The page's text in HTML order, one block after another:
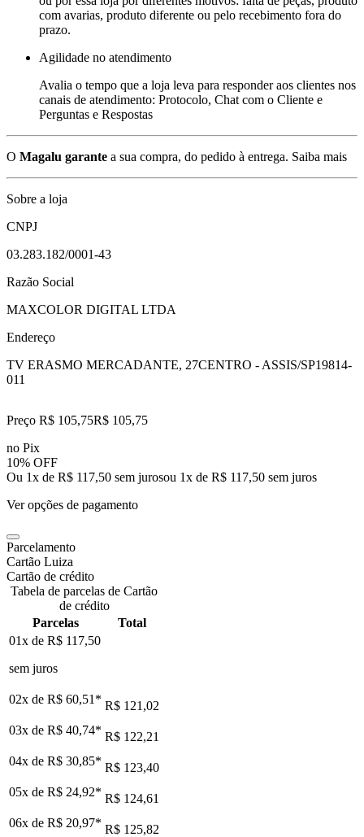
com avarias, produto diferente ou pelo recebimento fora do
prazo.
Agilidade no atendimento
Avalia o tempo que a loja leva para responder aos clientes nos
canais de atendimento: Protocolo, Chat com o Cliente e
Perguntas e Respostas
O Magalu garante a sua compra, do pedido à entrega. Saiba mais
Sobre a loja
CNPJ
03.283.182/0001-43
Razão Social
MAXCOLOR DIGITAL LTDA
Endereço
TV ERASMO MERCADANTE, 27CENTRO - ASSIS/SP19814-
011
Preço R$ 105,75R$ 105,75
no Pix
10% OFF
Ou 1x de R$ 117,50 sem jurosou 1x de R$ 117,50 sem juros
Ver opções de pagamento
Parcelamento
Cartão Luiza
Cartão de crédito
Tabela de parcelas de Cartão
de crédito
Parcelas
Total
01x de R$ 117,50
sem juros
02x de R$ 60,51 * R$ 121,02
03x de R$ 40,74* R$ 122,21
04x de R$ 30,85* R$ 123,40
05x de R$ 24,92* R$ 124,61
06x de R$ 20,97* R$ 125,82